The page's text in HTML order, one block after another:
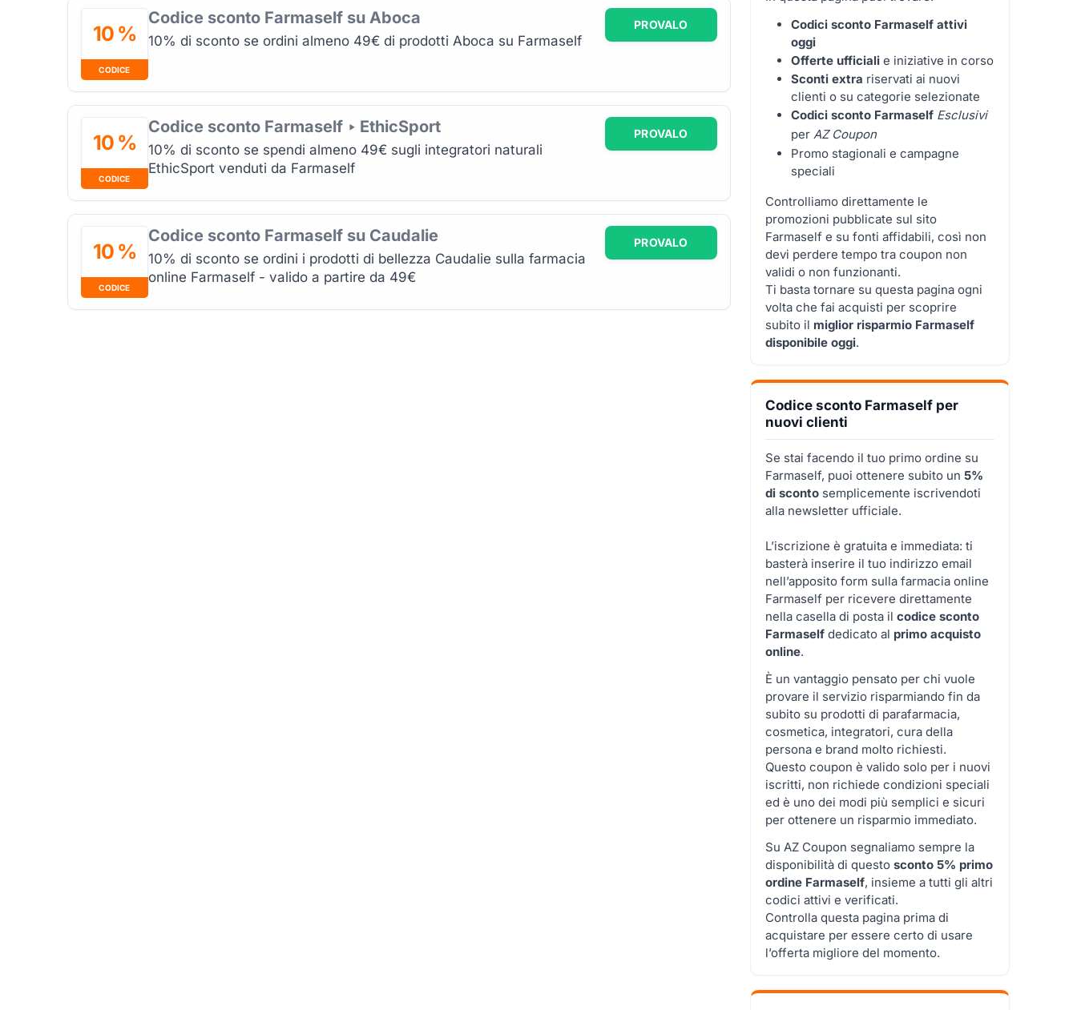
10 %
CODICE
Codice sconto Farmaself su Aboca
10% di sconto se ordini almeno 49€ di prodotti Aboca su Farmaself
PROVALO
10 %
CODICE
Codice sconto Farmaself ‣ EthicSport
10% di sconto se spendi almeno 49€ sugli integratori naturali
EthicSport venduti da Farmaself
PROVALO
10 %
CODICE
Codice sconto Farmaself su Caudalie
10% di sconto se ordini i prodotti di bellezza Caudalie sulla farmacia
online Farmaself - valido a partire da 49€
PROVALO
Codici sconto Farmaself attivi
oggi
Offerte ufficiali e iniziative in corso
Sconti extra riservati ai nuovi
clienti o su categorie selezionate
Codici sconto Farmaself Esclusivi
per AZ Coupon
Promo stagionali e campagne
speciali
Controlliamo direttamente le
promozioni pubblicate sul sito
Farmaself e su fonti affidabili, così non
devi perdere tempo tra coupon non
validi o non funzionanti.
Ti basta tornare su questa pagina ogni
volta che fai acquisti per scoprire
subito il miglior risparmio Farmaself
disponibile oggi.
Codice sconto Farmaself per
nuovi clienti
Se stai facendo il tuo primo ordine su
Farmaself, puoi ottenere subito un 5%
di sconto semplicemente iscrivendoti
alla newsletter ufficiale.
L’iscrizione è gratuita e immediata: ti
basterà inserire il tuo indirizzo email
nell’apposito form sulla farmacia online
Farmaself per ricevere direttamente
nella casella di posta il codice sconto
Farmaself dedicato al primo acquisto
online.
È un vantaggio pensato per chi vuole
provare il servizio risparmiando fin da
subito su prodotti di parafarmacia,
cosmetica, integratori, cura della
persona e brand molto richiesti.
Questo coupon è valido solo per i nuovi
iscritti, non richiede condizioni speciali
ed è uno dei modi più semplici e sicuri
per ottenere un risparmio immediato.
Su AZ Coupon segnaliamo sempre la
disponibilità di questo sconto 5% primo
ordine Farmaself, insieme a tutti gli altri
codici attivi e verificati.
Controlla questa pagina prima di
acquistare per essere certo di usare
l’offerta migliore del momento.